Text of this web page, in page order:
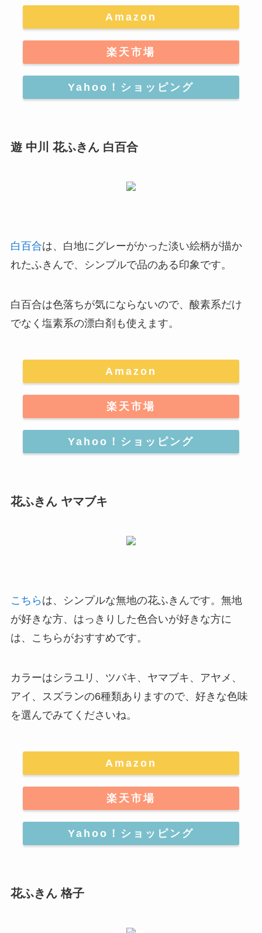
Amazon
楽天市場
Yahoo！ショッピング
遊 中川 花ふきん 白百合
白百合は、 白地にグレーがかった淡い絵柄が描か
れたふきんで、シンプルで品のある印象 です。
白百合は色落ちが気にならないので、酸素系だけ
でなく塩素系の漂白剤も使えます。
Amazon
楽天市場
Yahoo！ショッピング
花ふきん ヤマブキ
こちら は、シンプルな無地の花ふきんです。 無地
が好きな方、はっきりした色合いが好きな方に
は、こちらがおすすめです。
カラーはシラユリ、ツバキ、ヤマブキ、アヤメ、
アイ、スズランの6種類ありますので、好きな色味
を選んでみてくださいね。
Amazon
楽天市場
Yahoo！ショッピング
花ふきん 格子